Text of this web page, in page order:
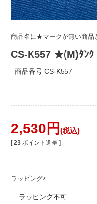
商品名に★マークが無い商品
CS-K557 ★(M)ﾀﾝｸ
商品番号 CS-K557
2,530 税込
[ 23 ポイント進呈 ]
ラッピング
必